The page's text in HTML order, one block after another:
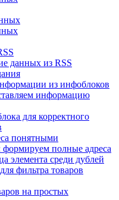
данных из RSS
из инфоблоков
информацию
для корректного
понятными
полные адреса
элемента среди дублей
фильтра товаров
на простых